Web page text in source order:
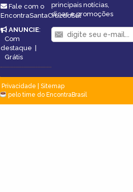
Fale com o
EncontraSantaCruzdoSul
ANUNCIE:
Com
destaque
Grátis
principais notícias,
dicas e promoções
Privacidade
Sitemap
pelo time do EncontraBrasil